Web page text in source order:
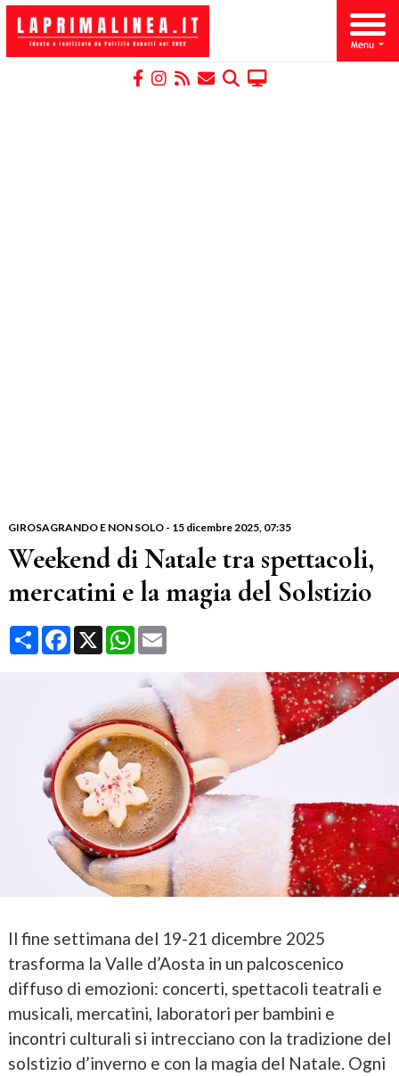
GIROSAGRANDO E NON SOLO- 15 dicembre 2025, 07:35
Weekend di Natale tra spettacoli,
mercatini e la magia del Solstizio
CondividiFacebook
X WhatsApp
Email
Il fine settimana del 19-21 dicembre 2025
trasforma la Valle d’Aosta in un palcoscenico
diffuso di emozioni: concerti, spettacoli teatrali e
musicali, mercatini, laboratori per bambini e
incontri culturali si intrecciano con la tradizione del
solstizio d’inverno e con la magia del Natale. Ogni